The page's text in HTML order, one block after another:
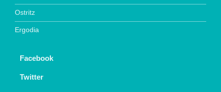
Ostritz
Ergodia
Facebook
Twitter